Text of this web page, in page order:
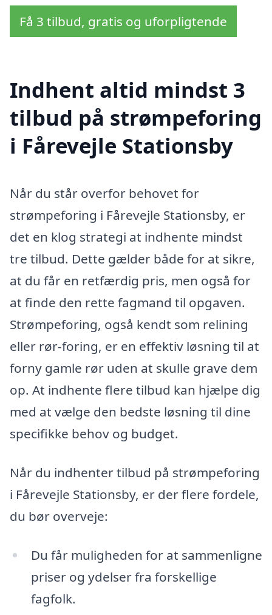
Få 3 tilbud, gratis og uforpligtende
Indhent altid mindst 3
tilbud på strømpeforing
i Fårevejle Stationsby
Når du står overfor behovet for
strømpeforing i Fårevejle Stationsby, er
det en klog strategi at indhente mindst
tre tilbud. Dette gælder både for at sikre,
at du får en retfærdig pris, men også for
at finde den rette fagmand til opgaven.
Strømpeforing, også kendt som relining
eller rør-foring, er en effektiv løsning til at
forny gamle rør uden at skulle grave dem
op. At indhente flere tilbud kan hjælpe dig
med at vælge den bedste løsning til dine
specifikke behov og budget.
Når du indhenter tilbud på strømpeforing
i Fårevejle Stationsby, er der flere fordele,
du bør overveje:
Du får muligheden for at sammenligne
priser og ydelser fra forskellige
fagfolk.